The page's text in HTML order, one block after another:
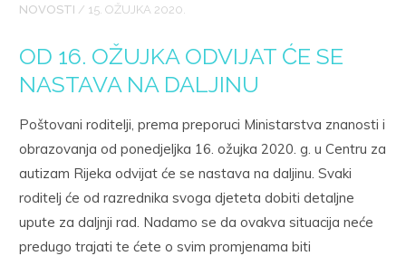
NOVOSTI / 15. OŽUJKA 2020.
OD 16. OŽUJKA ODVIJAT ĆE SE
NASTAVA NA DALJINU
Poštovani roditelji, prema preporuci Ministarstva znanosti i
obrazovanja od ponedjeljka 16. ožujka 2020. g. u Centru za
autizam Rijeka odvijat će se nastava na daljinu. Svaki
roditelj će od razrednika svoga djeteta dobiti detaljne
upute za daljnji rad. Nadamo se da ovakva situacija neće
predugo trajati te ćete o svim promjenama biti